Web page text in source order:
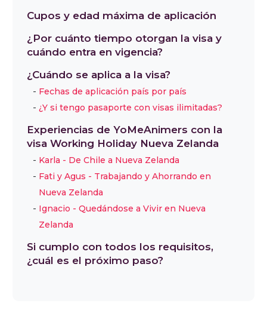
Cupos y edad máxima de aplicación
¿Por cuánto tiempo otorgan la visa y
cuándo entra en vigencia?
¿Cuándo se aplica a la visa?
Fechas de aplicación país por país
¿Y si tengo pasaporte con visas ilimitadas?
Experiencias de YoMeAnimers con la
visa Working Holiday Nueva Zelanda
Karla - De Chile a Nueva Zelanda
Fati y Agus - Trabajando y Ahorrando en
Nueva Zelanda
Ignacio - Quedándose a Vivir en Nueva
Zelanda
Si cumplo con todos los requisitos,
¿cuál es el próximo paso?